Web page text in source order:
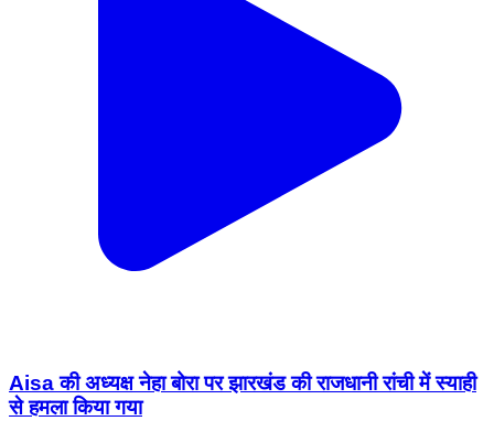
Aisa की अध्यक्ष नेहा बोरा पर झारखंड की राजधानी रांची में स्याही
से हमला किया गया